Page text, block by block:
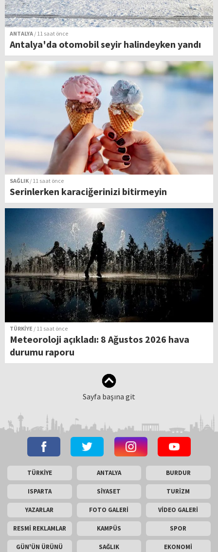
ANTALYA / 11 saat önce
Antalya'da otomobil seyir halindeyken yandı
SAĞLIK/ 11 saat önce
Serinlerken karaciğerinizi bitirmeyin
TÜRKİYE / 11 saat önce
Meteoroloji açıkladı: 8 Ağustos 2026 hava
durumu raporu
Sayfa başına git
TÜRKİYE ANTALYA BURDUR
ISPARTA SİYASET TURİZM
YAZARLAR FOTO GALERİ VİDEO GALERİ
RESMİ REKLAMLAR KAMPÜS SPOR
GÜN'ÜN ÜRÜNÜ SAĞLIK EKONOMİ